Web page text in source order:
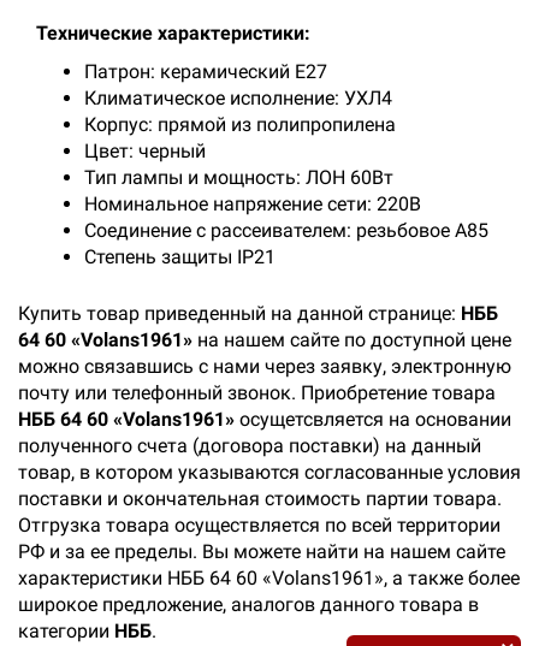
Технические характеристики:
Патрон: керамический Е27
Климатическое исполнение: УХЛ4
Корпус: прямой из полипропилена
Цвет: черный
Тип лампы и мощность: ЛОН 60Вт
Номинальное напряжение сети: 220В
Соединение с рассеивателем: резьбовое А85
Степень защиты IP21
Купить товар приведенный на данной странице: НББ
64 60 «Volans1961» на нашем сайте по доступной цене
можно связавшись с нами через заявку, электронную
почту или телефонный звонок. Приобретение товара
НББ 64 60 «Volans1961» осущетсвляется на основании
полученного счета (договора поставки) на данный
товар, в котором указываются согласованные условия
поставки и окончательная стоимость партии товара.
Отгрузка товара осуществляется по всей территории
РФ и за ее пределы. Вы можете найти на нашем сайте
характеристики НББ 64 60 «Volans1961», а также более
широкое предложение, аналогов данного товара в
категории НББ.